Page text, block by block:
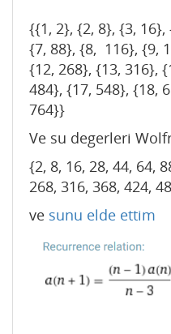
{{1, 2}, {2, 8}, {3, 16},
{7, 88}, {8, 116}, {9,
{12, 268}, {13, 316},
484}, {17, 548}, {18,
764}}
Ve su degerleri
{2, 8, 16, 28, 44, 64,
268, 316, 368, 424,
ve sunu elde ettim